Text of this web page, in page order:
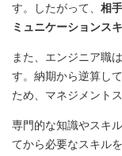
す。したがって、 相
ミュニケーションス
また、エンジニア職
す。納期から逆算し
ため、マネジメント
専門的な知識やスキ
てから必要なスキル